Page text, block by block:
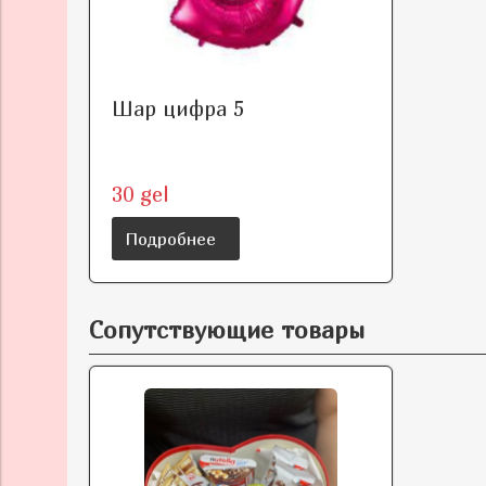
Шар цифра 5
30 gel
Подробнее
Сопутствующие товары